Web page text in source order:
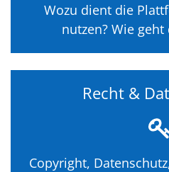
Wozu dient die
nutzen? Wie geht
Recht &
Copyright,